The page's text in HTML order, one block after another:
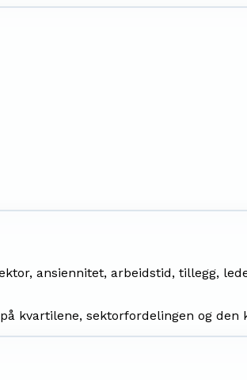
ansiennitet, arbeidstid, tillegg,
kvartilene, sektorfordelingen og